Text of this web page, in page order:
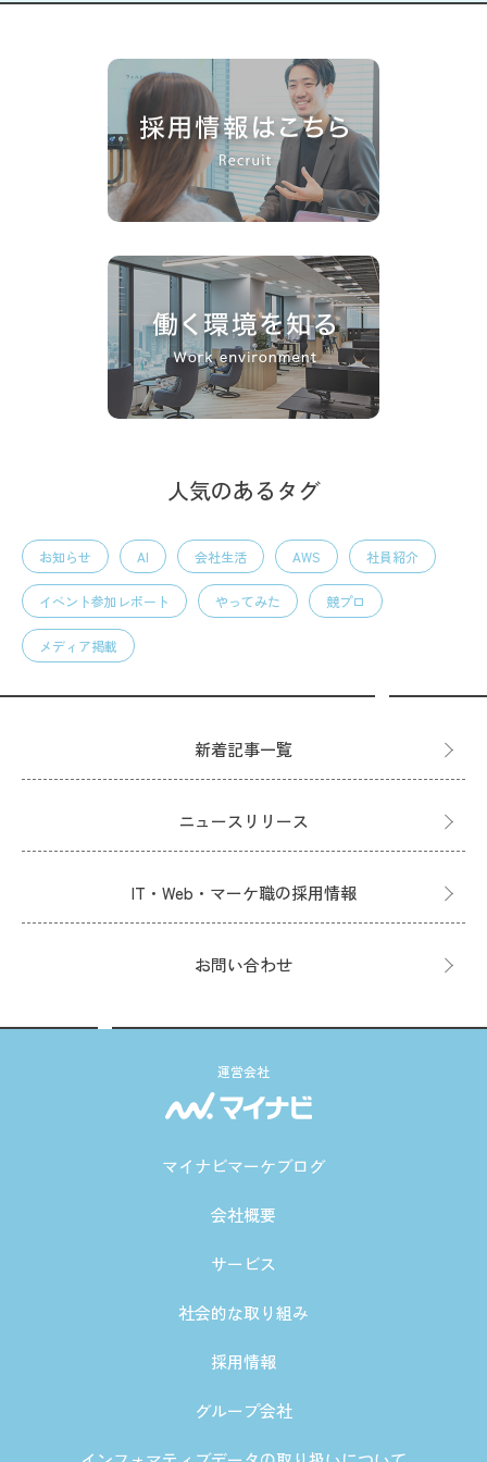
人気のあるタグ
お知らせ AI 会社生活 AWS 社員紹介
イベント参加レポート やってみた 競プロ
メディア掲載
新着記事一覧
ニュースリリース
IT・Web・マーケ職の採用情報
お問い合わせ
運営会社
マイナビマーケブログ
会社概要
サービス
社会的な取り組み
採用情報
グループ会社